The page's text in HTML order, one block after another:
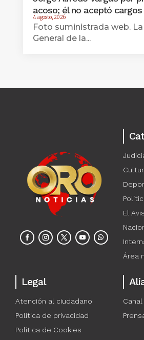
acoso; él no aceptó cargos
4 agosto, 2026
Foto suministrada web. La
General de la...
El
Área
Legal
Atención al ciudadano
Política de privacidad
Política de Cookies
Canal